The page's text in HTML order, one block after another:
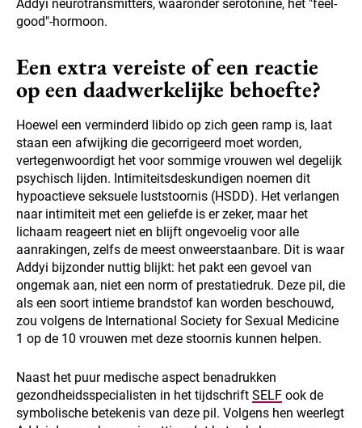
Addyi neurotransmitters, waaronder serotonine, het "feel-
good"-hormoon.
Een extra vereiste of een reactie
op een daadwerkelijke behoefte?
Hoewel een verminderd libido op zich geen ramp is, laat
staan een afwijking die gecorrigeerd moet worden,
vertegenwoordigt het voor sommige vrouwen wel degelijk
psychisch lijden. Intimiteitsdeskundigen noemen dit
hypoactieve seksuele luststoornis (HSDD). Het verlangen
naar intimiteit met een geliefde is er zeker, maar het
lichaam reageert niet en blijft ongevoelig voor alle
aanrakingen, zelfs de meest onweerstaanbare. Dit is waar
Addyi bijzonder nuttig blijkt: het pakt een gevoel van
ongemak aan, niet een norm of prestatiedruk. Deze pil, die
als een soort intieme brandstof kan worden beschouwd,
zou volgens de International Society for Sexual Medicine
1 op de 10 vrouwen met deze stoornis kunnen helpen.
Naast het puur medische aspect benadrukken
gezondheidsspecialisten in het tijdschrift SELF ook de
symbolische betekenis van deze pil. Volgens hen weerlegt